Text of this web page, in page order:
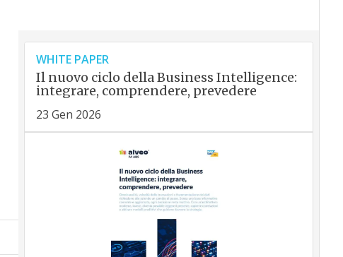
WHITE PAPER
Il nuovo ciclo della Business Intelligence:
integrare, comprendere, prevedere
23 Gen 2026